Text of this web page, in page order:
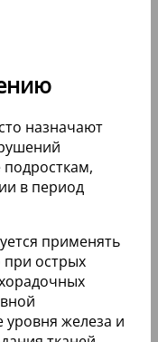
назначают
подросткам,
в период
применять
острых
уровня железа и